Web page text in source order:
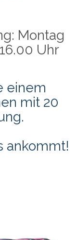
Montag
Uhr
einem
mit 20
ankommt!